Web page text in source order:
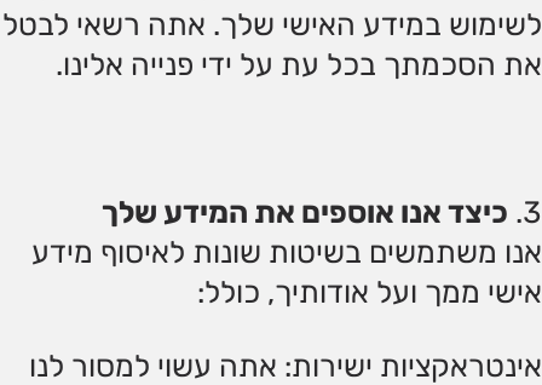
לשימוש במידע האישי שלך. אתה רשאי לבטל
את הסכמתך בכל עת על ידי פנייה אלינו.
כיצד אנו אוספים את המידע שלך
אנו משתמשים בשיטות שונות לאיסוף מידע
אישי ממך ועל אודותיך, כולל:
אינטראקציות ישירות: אתה עשוי למסור לנו